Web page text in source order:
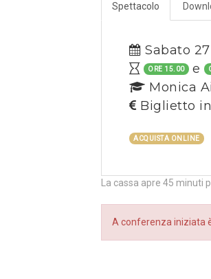
Spettacolo
Sabato
ORE 15.00 e
Monica
Biglietto
ACQUISTA ONLINE
La cassa apre 45 minuti
A conferenza iniziata